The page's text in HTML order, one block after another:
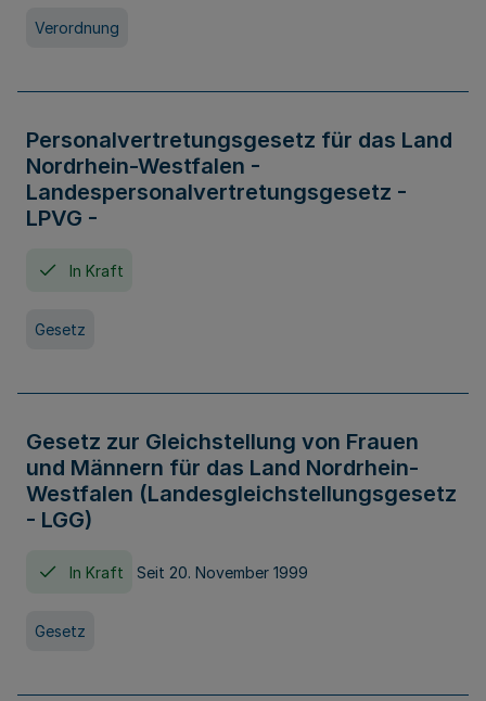
Verordnung
Personalvertretungsgesetz für das Land
Nordrhein-Westfalen -
Landespersonalvertretungsgesetz -
LPVG -
In Kraft
Gesetz
Gesetz zur Gleichstellung von Frauen
und Männern für das Land Nordrhein-
Westfalen (Landesgleichstellungsgesetz
- LGG)
In Kraft Seit 20. November 1999
Gesetz